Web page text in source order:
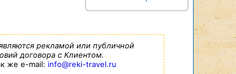
рекламой или публичной
договора с Клиентом.
же e-mail: info@reki-travel.ru